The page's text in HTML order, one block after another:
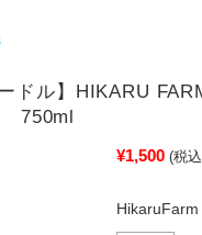
ドル】HIKARU
750ml
¥1,500 (税
HikaruFarm